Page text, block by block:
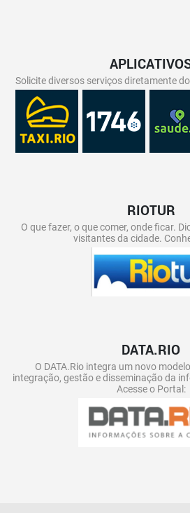
Solicite diversos serviços diretamente
RIOTUR
O que fazer, o que comer, onde ficar.
visitantes da cidade.
DATA.RIO
O DATA.Rio integra um novo
integração, gestão e disseminação da
Acesse o Portal: